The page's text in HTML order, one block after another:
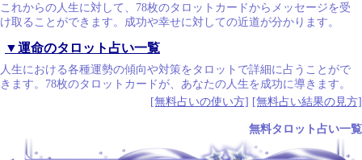
これからの人生に対して、78枚のタロットカードからメッセージを受
け取ることができます。成功や幸せに対しての近道が分かります。
▼運命のタロット占い一覧
人生における各種運勢の傾向や対策をタロットで詳細に占うことがで
きます。78枚のタロットカードが、あなたの人生を成功に導きます。
[無料占いの使い方] [無料占い結果の見方]
無料タロット占い一覧